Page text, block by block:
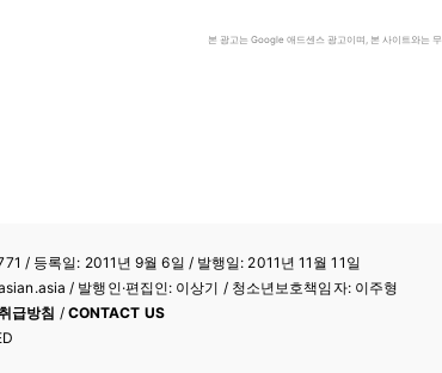
본 광고는 Google 애드센스 광고이며, 본 사이트와는
/ 등록일: 2011년 9월 6일 / 발행일: 2011년 11월 11일
/ 발행인·편집인: 이상기 / 청소년보호책임자: 이주형
급방침 / CONTACT US